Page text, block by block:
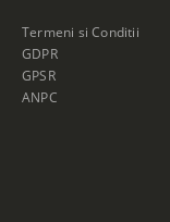
Termeni si Conditii
GDPR
GPSR
ANPC